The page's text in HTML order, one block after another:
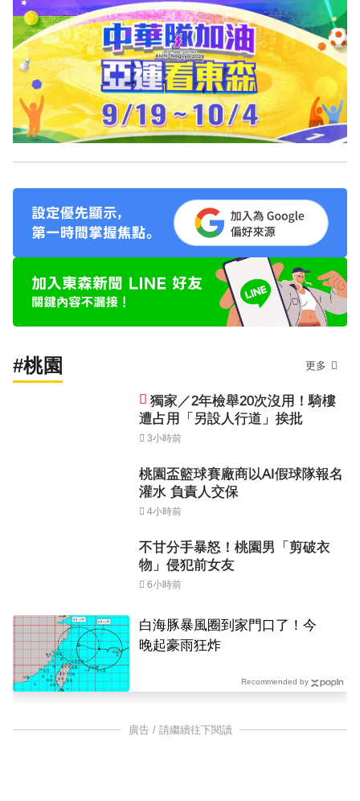
#桃園 更多
獨家／2年檢舉20次沒用！騎樓
遭占用「另設人行道」挨批
3小時前
桃園盃籃球賽廠商以AI假球隊報名
灌水 負責人交保
4小時前
不甘分手暴怒！桃園男「剪破衣
物」侵犯前女友
6小時前
白海豚暴風圈到家門口了！今
晚起豪雨狂炸
Recommended by
廣告 / 請繼續往下閱讀